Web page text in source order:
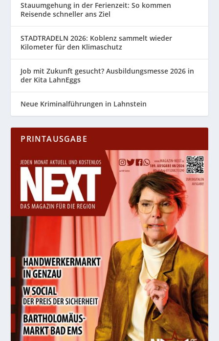
Stauumgehung in der Ferienzeit: So kommen
Reisende schneller ans Ziel
STADTRADELN 2026: Koblenz sammelt wieder
Kilometer für den Klimaschutz
Job mit Zukunft gesucht? Ausbildungsmesse 2026 in
der Kita LahnEggs
Neue Kriminalführungen in Lahnstein
PRINTAUSGABE